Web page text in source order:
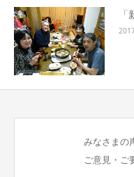
「
みなさまの
ご意見・ご